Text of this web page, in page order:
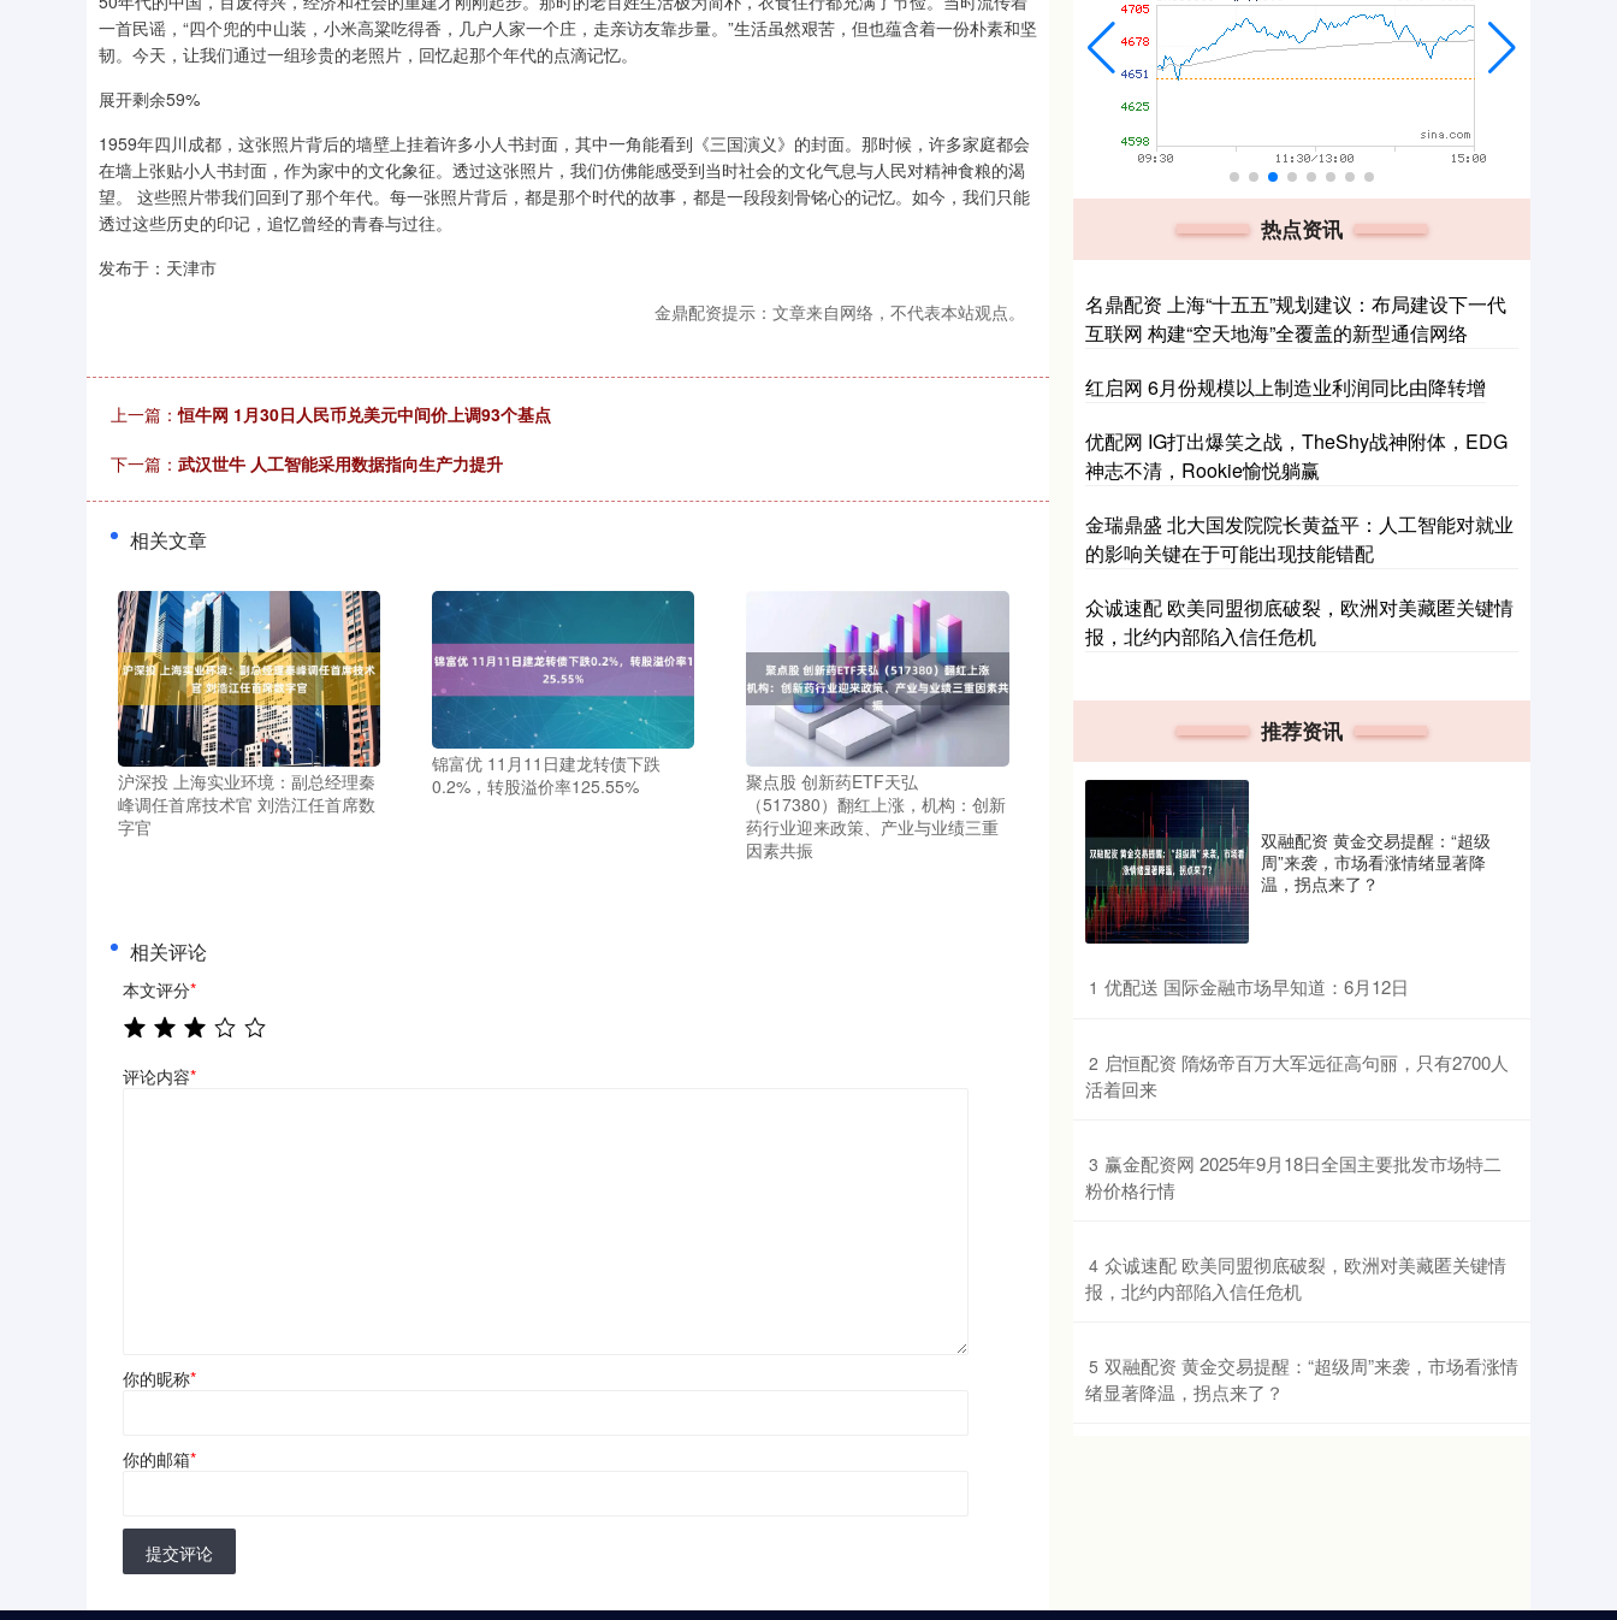
一首民谣，“四个兜的中山装，小米高粱吃得香，几户人家一个庄，走亲访友靠步量。”生活虽然艰苦，但也蕴含着一份朴素和坚
韧。今天，让我们通过一组珍贵的老照片，回忆起那个年代的点滴记忆。
展开剩余59%
1959年四川成都，这张照片背后的墙壁上挂着许多小人书封面，其中一角能看到《三国演义》的封面。那时候，许多家庭都会
在墙上张贴小人书封面，作为家中的文化象征。透过这张照片，我们仿佛能感受到当时社会的文化气息与人民对精神食粮的渴
望。 这些照片带我们回到了那个年代。每一张照片背后，都是那个时代的故事，都是一段段刻骨铭心的记忆。如今，我们只能
透过这些历史的印记，追忆曾经的青春与过往。
发布于：天津市
金鼎配资提示：文章来自网络，不代表本站观点。
上一篇：恒牛网 1月30日人民币兑美元中间价上调93个基点
下一篇： 武汉世牛 人工智能采用数据指向生产力提升
相关文章
沪深投 上海实业环境：副总经理秦
峰调任首席技术官 刘浩江任首席数
字官
锦富优 11月11日建龙转债下跌
0.2%，转股溢价率125.55%
聚点股 创新药ETF天弘
（517380）翻红上涨，机构：创新
药行业迎来政策、产业与业绩三重
因素共振
相关评论
本文评分*
评论内容*
你的昵称*
你的邮箱*
提交评论
热点资讯
名鼎配资 上海“十五五”规划建议：布局建设下一代
互联网 构建“空天地海”全覆盖的新型通信网络
红启网 6月份规模以上制造业利润同比由降转增
优配网 IG打出爆笑之战，TheShy战神附体，EDG
神志不清，Rookie愉悦躺赢
金瑞鼎盛 北大国发院院长黄益平：人工智能对就业
的影响关键在于可能出现技能错配
众诚速配 欧美同盟彻底破裂，欧洲对美藏匿关键情
报，北约内部陷入信任危机
推荐资讯
双融配资 黄金交易提醒：“超级
周”来袭，市场看涨情绪显著降
温，拐点来了？
1 ​优配送 国际金融市场早知道：6月12日
2 ​启恒配资 隋炀帝百万大军远征高句丽，只有2700人
活着回来
3 ​赢金配资网 2025年9月18日全国主要批发市场特二
粉价格行情
4 ​众诚速配 欧美同盟彻底破裂，欧洲对美藏匿关键情
报，北约内部陷入信任危机
5 ​双融配资 黄金交易提醒：“超级周”来袭，市场看涨情
绪显著降温，拐点来了？